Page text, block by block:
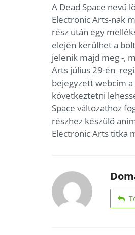
A Dead Space nevű
Electronic Arts-nak
rész után egy
elején kerülhet a
jelenik majd meg -,
Arts július 29-én
bejegyzett webcím
következtetni
Space változathoz
részhez készülő
Electronic Arts titka